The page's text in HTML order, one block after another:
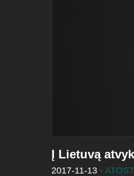
Į Lietuvą
2017-11-13 •